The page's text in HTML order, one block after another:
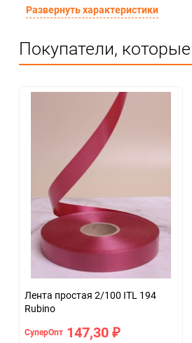
Единица измерения
Развернуть характеристики
Покупатели,
Лента простая 2/100 ITL 194
Rubino
СуперОпт 147,30 ₽